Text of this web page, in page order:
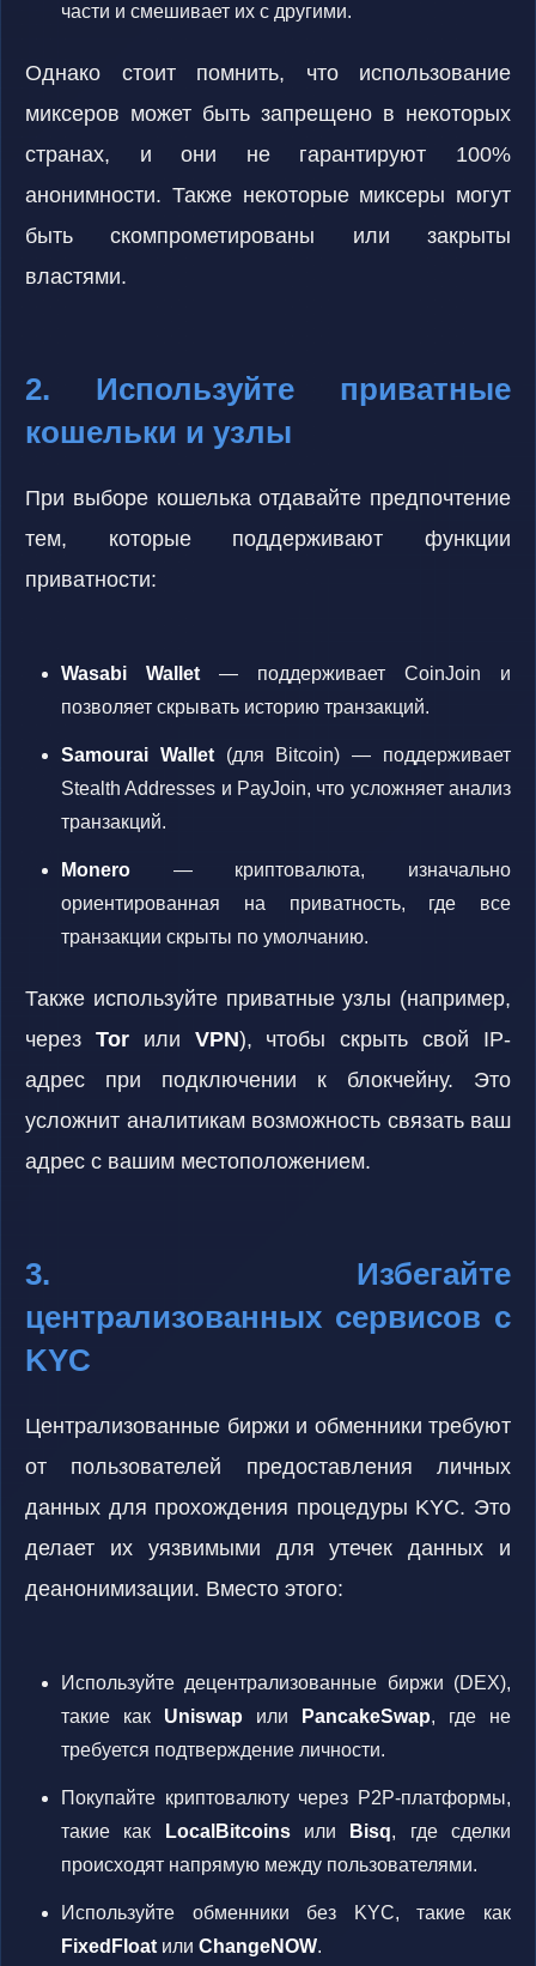
части и смешивает их с другими.
Однако стоит помнить, что использование
миксеров может быть запрещено в некоторых
странах, и они не гарантируют 100%
анонимности. Также некоторые миксеры могут
быть скомпрометированы или закрыты
властями.
2. Используйте приватные
кошельки и узлы
При выборе кошелька отдавайте предпочтение
тем, которые поддерживают функции
приватности:
Wasabi Wallet — поддерживает CoinJoin и
позволяет скрывать историю транзакций.
Samourai Wallet(для Bitcoin) — поддерживает
Stealth Addresses и PayJoin, что усложняет анализ
транзакций.
Monero — криптовалюта, изначально
ориентированная на приватность, где все
транзакции скрыты по умолчанию.
Также используйте приватные узлы (например,
через Torили VPN), чтобы скрыть свой IP-
адрес при подключении к блокчейну. Это
усложнит аналитикам возможность связать ваш
адрес с вашим местоположением.
3. Избегайте
централизованных сервисов с
KYC
Централизованные биржи и обменники требуют
от пользователей предоставления личных
данных для прохождения процедуры KYC. Это
делает их уязвимыми для утечек данных и
деанонимизации. Вместо этого:
Используйте децентрализованные биржи (DEX),
такие как Uniswap или PancakeSwap, где не
требуется подтверждение личности.
Покупайте криптовалюту через P2P-платформы,
такие как
LocalBitcoinsили Bisq, где сделки
происходят напрямую между пользователями.
Используйте обменники без KYC, такие как
FixedFloat или ChangeNOW.